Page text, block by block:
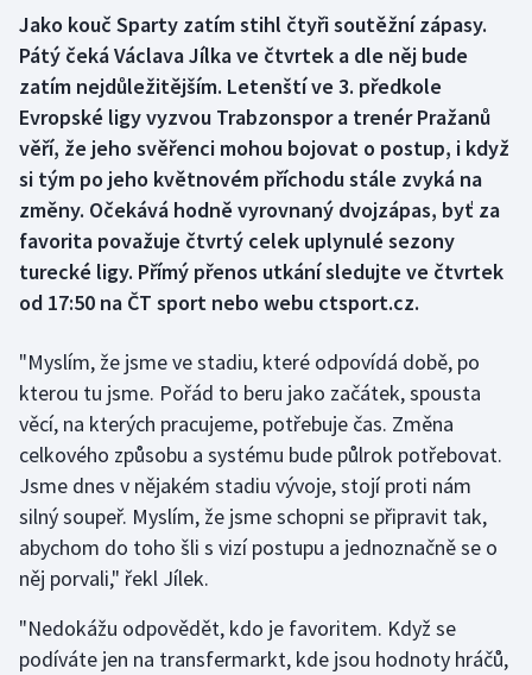
Box
Curling
Dostihy
Florbal
Futsal
Golf
Gymnastika
Házená
Jezdectví
Judo
Krasobruslení
Lezení
Jako kouč Sparty zatím stihl čtyři soutěžní zápasy.
Pátý čeká Václava Jílka ve čtvrtek a dle něj bude
zatím nejdůležitějším. Letenští ve 3. předkole
Evropské ligy vyzvou Trabzonspor a trenér Pražanů
věří, že jeho svěřenci mohou bojovat o postup, i když
si tým po jeho květnovém příchodu stále zvyká na
změny. Očekává hodně vyrovnaný dvojzápas, byť za
favorita považuje čtvrtý celek uplynulé sezony
turecké ligy. Přímý přenos utkání sledujte ve čtvrtek
od 17:50 na ČT sport nebo webu ctsport.cz.
"Myslím, že jsme ve stadiu, které odpovídá době, po
kterou tu jsme. Pořád to beru jako začátek, spousta
věcí, na kterých pracujeme, potřebuje čas. Změna
celkového způsobu a systému bude půlrok potřebovat.
Jsme dnes v nějakém stadiu vývoje, stojí proti nám
silný soupeř. Myslím, že jsme schopni se připravit tak,
abychom do toho šli s vizí postupu a jednoznačně se o
něj porvali," řekl Jílek.
"Nedokážu odpovědět, kdo je favoritem. Když se
podíváte jen na transfermarkt, kde jsou hodnoty hráčů,